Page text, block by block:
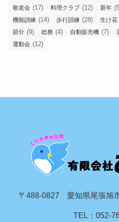
敬老会 (17) 料理クラブ (12) 新年
機能訓練 (14) 歩行訓練 (28) 生け花
節分 (9) 総務 (4) 自動販売機 (7)
運動会 (12)
〒488-0827 愛知県尾張旭
TEL：052-